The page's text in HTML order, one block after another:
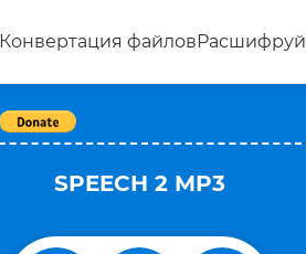
Конвертация файловРасшифруй
SPEECH 2 MP3